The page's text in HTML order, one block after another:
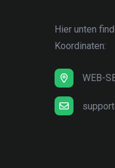
Hier unten
Koordinaten:
WEB-